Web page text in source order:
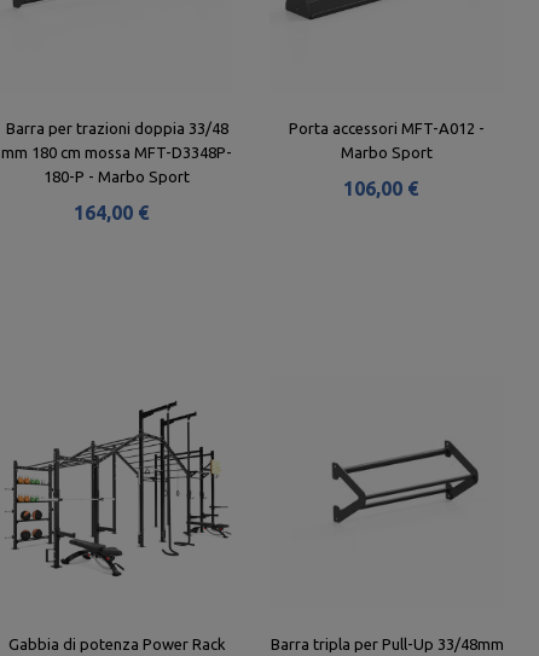
Barra per trazioni doppia 33/48
mm 180 cm mossa MFT-D3348P-
180-P - Marbo Sport
164,00 €
Porta accessori MFT-A012 -
Marbo Sport
106,00 €
Gabbia di potenza Power Rack
Barra tripla per Pull-Up 33/48mm